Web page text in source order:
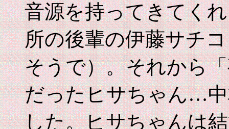
音源を持ってきてく
所の後輩の伊藤サチ
そうで）。それから
だったヒサちゃん…
した。ヒサちゃんは